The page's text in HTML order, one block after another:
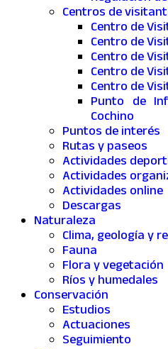
Centros de
Centro de
Centro de
Centro de
Centro de
Centro de
Punto de
Cochino
Puntos de interés
Rutas y paseos
Actividades
Actividades
Actividades online
Descargas
Naturaleza
Clima, geología y
Fauna
Flora y vegetación
Ríos y humedales
Conservación
Estudios
Actuaciones
Seguimiento